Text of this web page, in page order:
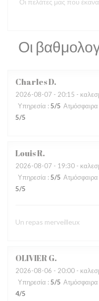
Οι
CharlesD
2026-08-07 - 20:15 -
Υπηρεσία : 5/5 Ατμόσφαιρα
5/5
LouisR
2026-08-07 - 19:30 -
Υπηρεσία : 5/5 Ατμόσφαιρα
5/5
Un repas merveilleux
OLIVIERG
2026-08-06 - 20:00 -
Υπηρεσία : 5/5 Ατμόσφαιρα
4/5
Οι πελάτες μας που